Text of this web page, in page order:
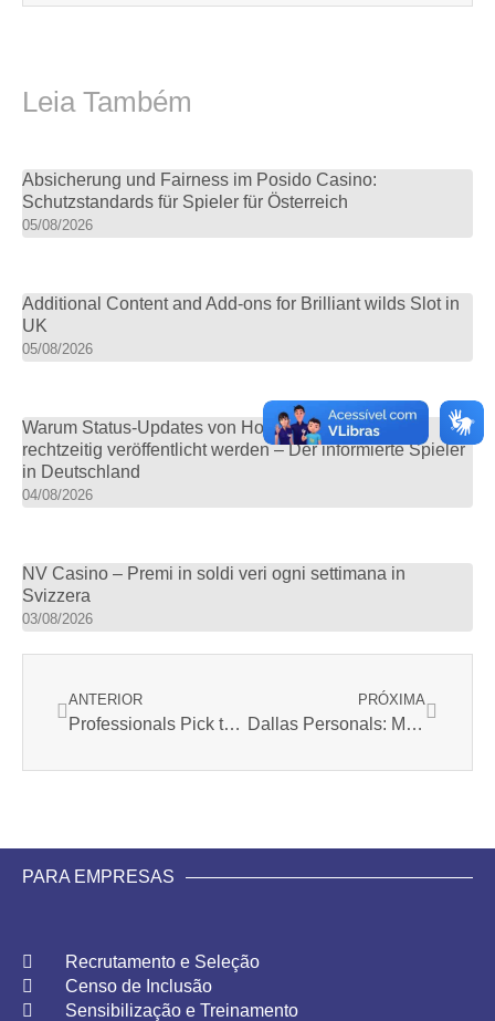
Leia Também
Absicherung und Fairness im Posido Casino:
Schutzstandards für Spieler für Österreich
05/08/2026
Additional Content and Add-ons for Brilliant wilds Slot in
UK
05/08/2026
Warum Status-Updates von Honeybetz Casino stets
rechtzeitig veröffentlicht werden – Der informierte Spieler
in Deutschland
04/08/2026
NV Casino – Premi in soldi veri ogni settimana in
Svizzera
03/08/2026
ANTERIOR
Professionals Pick the 9 Best relationship Apps & websites in Calgary in 2023
PRÓXIMA
Dallas Personals: Most Readily Useful Locations for Fascinating Agreements
PARA EMPRESAS
Recrutamento e Seleção
Censo de Inclusão
Sensibilização e Treinamento